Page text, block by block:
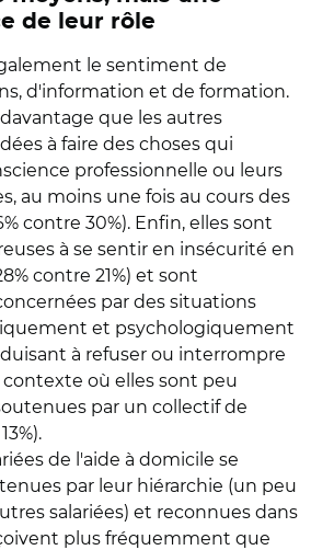
de leur rôle
le sentiment de
d'information et de formation.
que les autres
à faire des choses qui
professionnelle ou leurs
au moins une fois au cours des
contre 30%). Enfin, elles sont
à se sentir en insécurité en
contre 21%) et sont
par des situations
et psychologiquement
à refuser ou interrompre
où elles sont peu
par un collectif de
de l'aide à domicile se
par leur hiérarchie (un peu
salariées) et reconnues dans
plus fréquemment que